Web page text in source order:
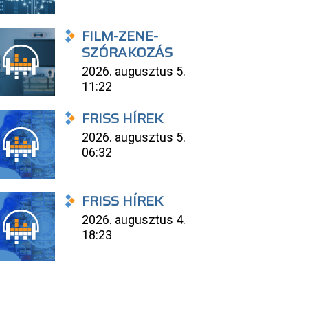
FILM-ZENE-
SZÓRAKOZÁS
2026. augusztus 5.
11:22
FRISS HÍREK
2026. augusztus 5.
06:32
FRISS HÍREK
2026. augusztus 4.
18:23